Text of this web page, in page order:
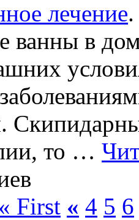
лечение.
ванны в
то …
« First « 4 5 6